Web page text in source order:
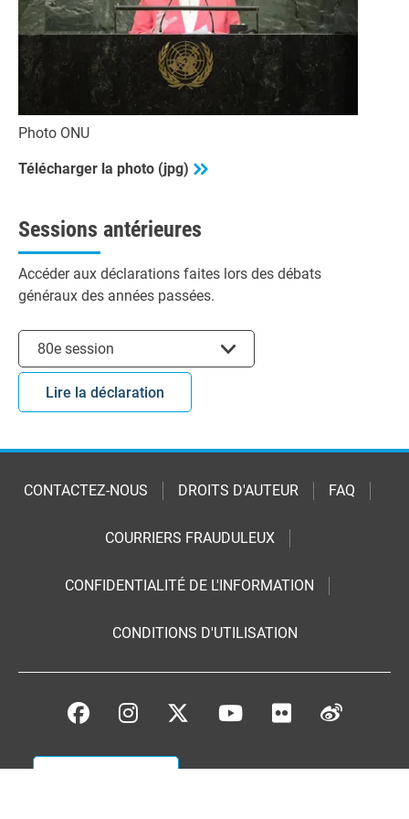
Photo ONU
Télécharger la photo (jpg)
Sessions antérieures
Accéder aux déclarations faites lors des débats
généraux des années passées.
80e session
Lire la déclaration
CONTACTEZ-NOUS DROITS D'AUTEUR FAQ
COURRIERS FRAUDULEUX
CONFIDENTIALITÉ DE L'INFORMATION
CONDITIONS D'UTILISATION